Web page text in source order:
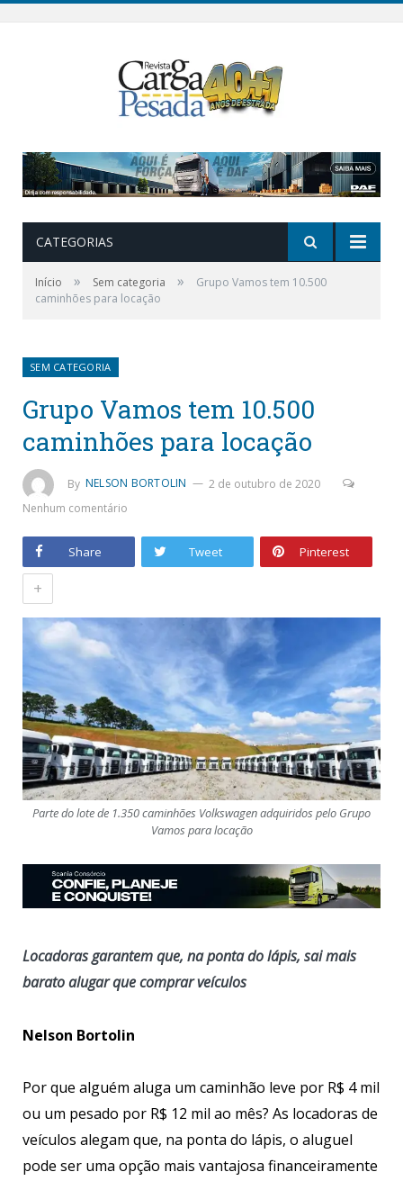
CATEGORIAS
Início » Sem categoria »
Grupo Vamos tem 10.500
caminhões para locação
SEM CATEGORIA
Grupo Vamos tem 10.500
caminhões para locação
By NELSON BORTOLIN
2 de outubro de 2020
Nenhum comentário
Share Tweet Pinterest
+
Parte do lote de 1.350 caminhões Volkswagen adquiridos pelo Grupo
Vamos para locação
Locadoras garantem que, na ponta do lápis, sai mais
barato alugar que comprar veículos
Nelson Bortolin
Por que alguém aluga um caminhão leve por R$ 4 mil
ou um pesado por R$ 12 mil ao mês? As locadoras de
veículos alegam que, na ponta do lápis, o aluguel
pode ser uma opção mais vantajosa financeiramente